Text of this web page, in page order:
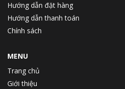
Hướng dẫn đặt hàng
Hướng dẫn thanh toán
Chính sách
MENU
Trang chủ
Giới thiệu